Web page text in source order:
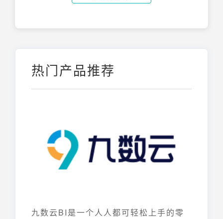
热门产品推荐
九数云BI是一个人人都可轻松上手的零